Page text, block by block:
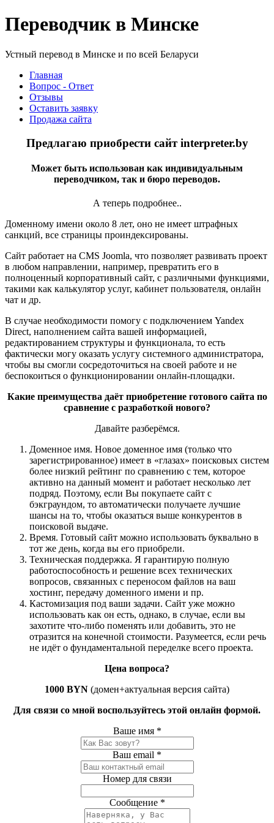
Переводчик в Минске
Устный перевод в Минске и по всей Беларуси
Главная
Вопрос - Ответ
Отзывы
Оставить заявку
Продажа сайта
Предлагаю приобрести сайт interpreter.by
Может быть использован как индивидуальным
переводчиком, так и бюро переводов.
А теперь подробнее..
Доменному имени около 8 лет, оно не имеет штрафных
санкций, все страницы проиндексированы.
Сайт работает на CMS Joomla, что позволяет развивать проект
в любом направлении, например, превратить его в
полноценный корпоративный сайт, с различными функциями,
такими как калькулятор услуг, кабинет пользователя, онлайн
чат и др.
В случае необходимости помогу с подключением Yandex
Direct, наполнением сайта вашей информацией,
редактированием структуры и функционала, то есть
фактически могу оказать услугу системного администратора,
чтобы вы смогли сосредоточиться на своей работе и не
беспокоиться о функционировании онлайн-площадки.
Какие преимущества даёт приобретение готового сайта по
сравнение с разработкой нового?
Давайте разберёмся.
Доменное имя. Новое доменное имя (только что
зарегистрированное) имеет в «глазах» поисковых систем
более низкий рейтинг по сравнению с тем, которое
активно на данный момент и работает несколько лет
подряд. Поэтому, если Вы покупаете сайт с
бэкграундом, то автоматически получаете лучшие
шансы на то, чтобы оказаться выше конкурентов в
поисковой выдаче.
Время. Готовый сайт можно использовать буквально в
тот же день, когда вы его приобрели.
Техническая поддержка. Я гарантирую полную
работоспособность и решение всех технических
вопросов, связанных с переносом файлов на ваш
хостинг, передачу доменного имени и пр.
Кастомизация под ваши задачи. Сайт уже можно
использовать как он есть, однако, в случае, если вы
захотите что-либо поменять или добавить, это не
отразится на конечной стоимости. Разумеется, если речь
не идёт о фундаментальной переделке всего проекта.
Цена вопроса?
1000 BYN (домен+актуальная версия сайта)
Для связи со мной воспользуйтесь этой онлайн формой.
Ваше имя *
Ваш email *
Номер для связи
Сообщение *